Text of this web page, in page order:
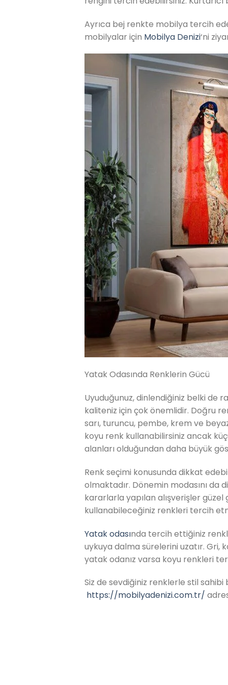
Ayrıca bej renkte mobilya tercih
mobilyalar için Mobilya Denizi‘ni
Yatak Odasında Renklerin Gücü
Uyuduğunuz, dinlendiğiniz belki de
kaliteniz için çok önemlidir. Doğru
sarı, turuncu, pembe, krem ve
koyu renk kullanabilirsiniz ancak
alanları olduğundan daha büyük
Renk seçimi konusunda dikkat
olmaktadır. Dönemin modasını da
kararlarla yapılan alışverişler
kullanabileceğiniz renkleri tercih
Yatak odasında tercih ettiğiniz
uykuya dalma sürelerini uzatır. Gri,
yatak odanız varsa koyu renkleri
Siz de sevdiğiniz renklerle stil
https://mobilyadenizi.com.tr/